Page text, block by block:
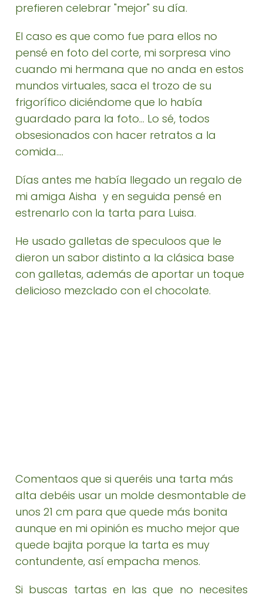
prefieren celebrar "mejor" su día.
El caso es que como fue para ellos no
pensé en foto del corte, mi sorpresa vino
cuando mi hermana que no anda en estos
mundos virtuales, saca el trozo de su
frigorífico diciéndome que lo había
guardado para la foto... Lo sé, todos
obsesionados con hacer retratos a la
comida....
Días antes me había llegado un regalo de
mi amiga Aisha y en seguida pensé en
estrenarlo con la tarta para Luisa.
He usado galletas de speculoos que le
dieron un sabor distinto a la clásica base
con galletas, además de aportar un toque
delicioso mezclado con el chocolate.
Comentaos que si queréis una tarta más
alta debéis usar un molde desmontable de
unos 21 cm para que quede más bonita
aunque en mi opinión es mucho mejor que
quede bajita porque la tarta es muy
contundente, así empacha menos.
Si buscas tartas en las que no necesites